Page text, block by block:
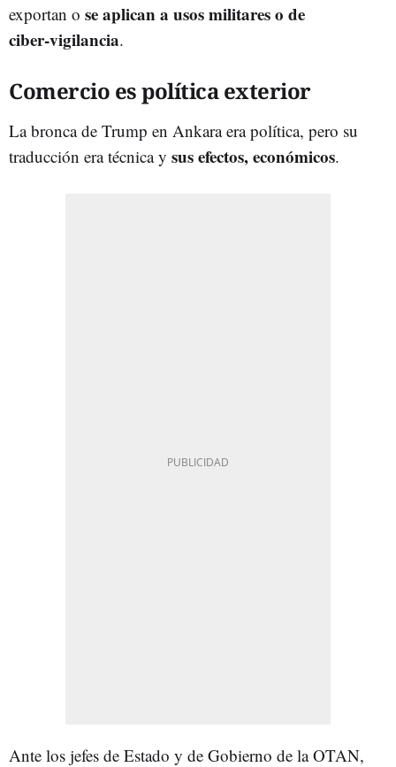
exportan o se aplican a usos militares o de
ciber‑vigilancia.
Comercio es política exterior
La bronca de Trump en Ankara era política, pero su
traducción era técnica y sus efectos, económicos.
Ante los jefes de Estado y de Gobierno de la OTAN,